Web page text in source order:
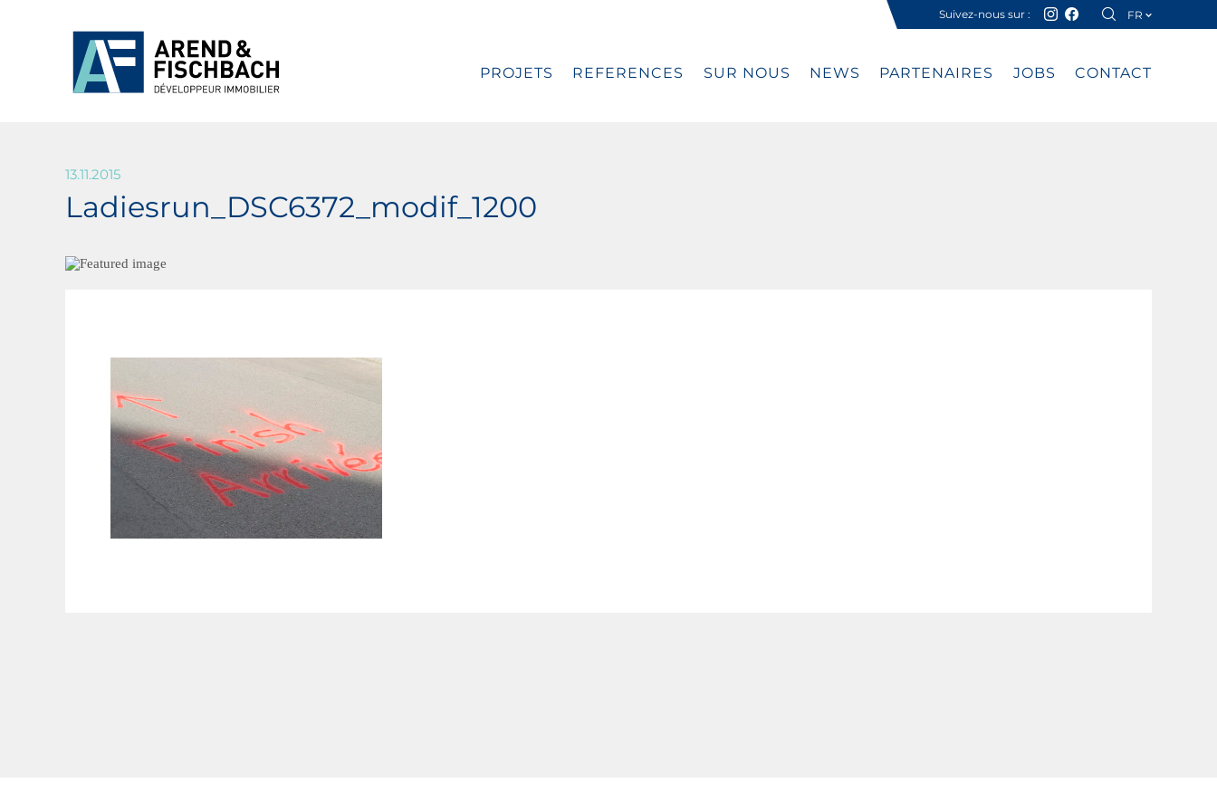
Suivez-nous sur : FR
PROJETS REFERENCES SUR NOUS NEWS PARTENAIRES JOBS CONTACT
13.11.2015
Ladiesrun_DSC6372_modif_1200